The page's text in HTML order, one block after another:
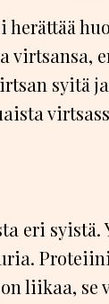
virtsansa,
syitä
eri syistä.
liikaa, se